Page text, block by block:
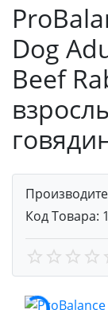
Dog
Beef
Код Товара: